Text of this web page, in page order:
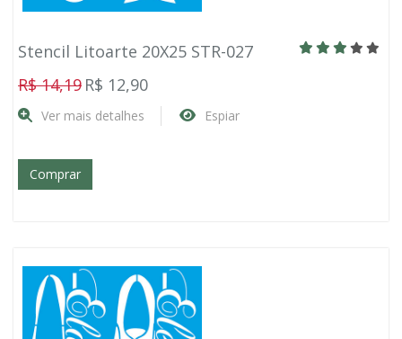
Stencil Litoarte 20X25 STR-027
R$ 14,19 R$ 12,90
Ver mais detalhes Espiar
Comprar